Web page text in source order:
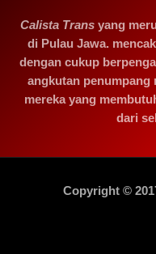
Calista Trans yang
di Pulau Jawa.
dengan cukup
angkutan penumpang
mereka yang
dari
Copyright ©